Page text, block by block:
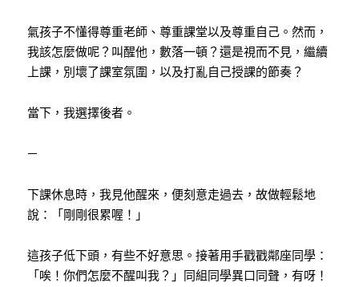
氣孩子不懂得尊重老師、尊重課堂以及尊重自己。然而，
我該怎麼做呢？叫醒他，數落一頓？還是視而不見，繼續
上課，別壞了課室氛圍，以及打亂自己授課的節奏？
當下，我選擇後者。
—
下課休息時，我見他醒來，便刻意走過去，故做輕鬆地
說：「剛剛很累喔！」
這孩子低下頭，有些不好意思。接著用手戳戳鄰座同學：
「唉！你們怎麼不醒叫我？」同組同學異口同聲，有呀！